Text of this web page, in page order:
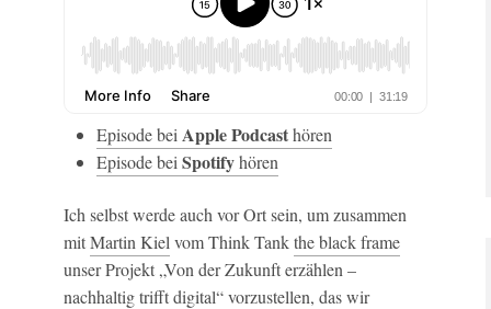
Episode bei Apple Podcasthören
Episode bei Spotifyhören
Ich selbst werde auch vor Ort sein, um zusammen
mitMartin Kiel vom Think Tankthe black frame
unser Projekt „Von der Zukunft erzählen –
nachhaltig trifft digital“ vorzustellen, das wir